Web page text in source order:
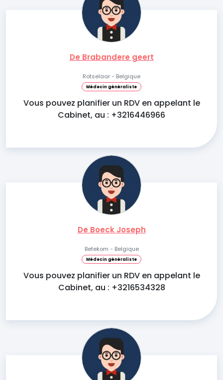
De Brabandere geert
Rotselaar - Belgique
Médecin généraliste
Vous pouvez planifier un RDV en appelant le
Cabinet, au : +3216446966
De Boeck Joseph
Betekom - Belgique
Médecin généraliste
Vous pouvez planifier un RDV en appelant le
Cabinet, au : +3216534328